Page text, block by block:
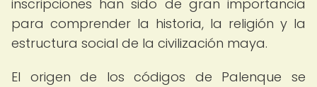
inscripciones han sido de gran importancia
para comprender la historia, la religión y la
estructura social de la civilización maya.
El origen de los códigos de Palenque se